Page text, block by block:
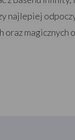
najlepiej
oraz